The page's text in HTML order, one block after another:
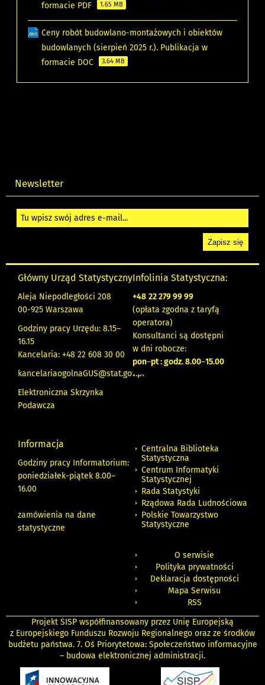
formacie PDF
1.65 MB
Ceny robót budowlano-montażowych i obiektów
budowlanych (sierpień 2025 r.). Publikacja w
formacie DOC
3.64 MB
Newsletter
Główny Urząd Statystyczny
Aleja Niepodległości 208
00-925 Warszawa
Godziny pracy Urzędu: 8.15–
16.15
Kancelaria: +48 22 608 30 00
kancelariaogolnaGUS@stat.gov.pl
Elektroniczna Skrzynka
Podawcza
Infolinia Statystyczna:
+48 22 279 99 99
(opłata zgodna z taryfą
operatora)
Konsultanci są dostępni
w dni robocze:
pon–pt : godz. 8.00–15.00
Informacja
Godziny pracy Informatorium:
poniedziałek-piątek 8.00–
16.00
zamówienia na dane
statystyczne
Centralna Biblioteka
Statystyczna
Centrum Informatyki
Statystycznej
Rada Statystyki
Rządowa Rada Ludnościowa
Polskie Towarzystwo
Statystyczne
O serwisie
Polityka prywatności
Deklaracja dostępności
Mapa Serwisu
RSS
Projekt SISP współfinansowany przez Unię Europejską
z Europejskiego Funduszu Rozwoju Regionalnego oraz ze środków
budżetu państwa. 7. Oś Priorytetowa: Społeczeństwo informacyjne
– budowa elektronicznej administracji.